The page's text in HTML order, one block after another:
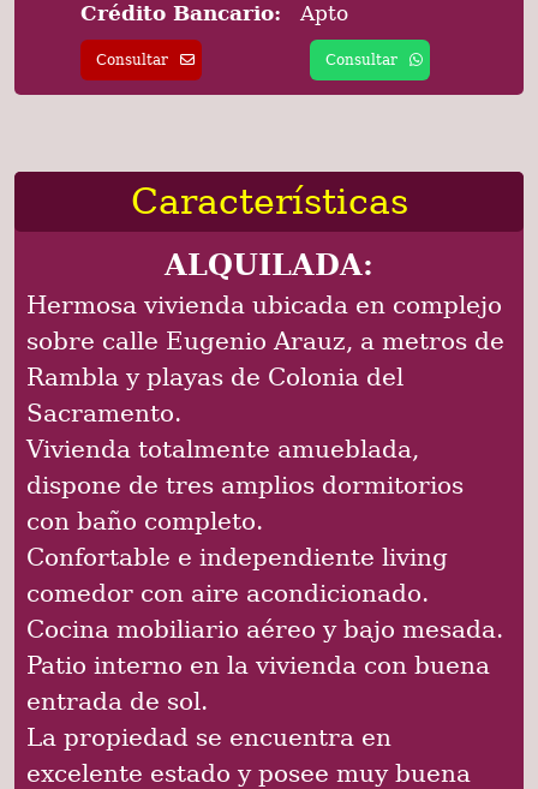
Crédito Bancario: Apto
Consultar Consultar
Características
ALQUILADA:
Hermosa vivienda ubicada en complejo
sobre calle Eugenio Arauz, a metros de
Rambla y playas de Colonia del
Sacramento.
Vivienda totalmente amueblada,
dispone de tres amplios dormitorios
con baño completo.
Confortable e independiente living
comedor con aire acondicionado.
Cocina mobiliario aéreo y bajo mesada.
Patio interno en la vivienda con buena
entrada de sol.
La propiedad se encuentra en
excelente estado y posee muy buena